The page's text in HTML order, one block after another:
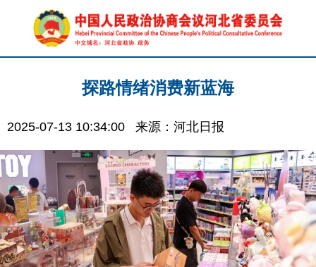
探路情绪消费新蓝海
2025-07-13 10:34:00 来源：河北日报